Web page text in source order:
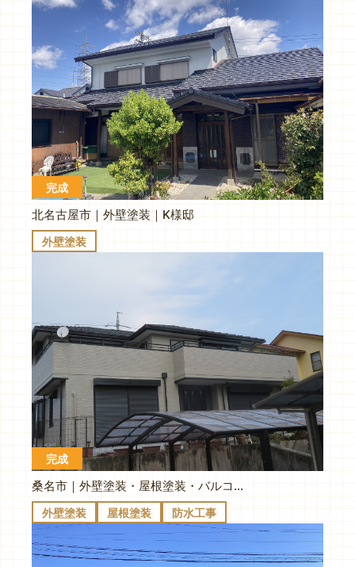
完成
北名古屋市｜外壁塗装｜K様邸
外壁塗装
完成
桑名市｜外壁塗装・屋根塗装・バルコニー防水｜K様邸
外壁塗装 屋根塗装 防水工事